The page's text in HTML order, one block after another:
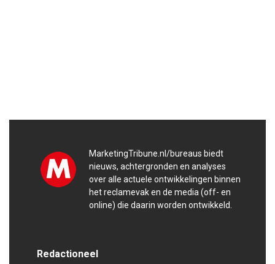
MarketingTribune.nl/bureaus biedt
nieuws, achtergronden en analyses
over alle actuele ontwikkelingen binnen
het reclamevak en de media (off- en
online) die daarin worden ontwikkeld.
Redactioneel